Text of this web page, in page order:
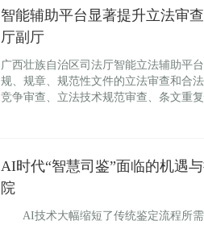
智能辅助平台显著提升立法审
厅副厅
广西壮族自治区司法厅智能立法辅助平
规、规章、规范性文件的立法审查和合
竞争审查、立法技术规范审查、条文重
AI时代“智慧司鉴”面临的机遇
院
AI技术大幅缩短了传统鉴定流程所需